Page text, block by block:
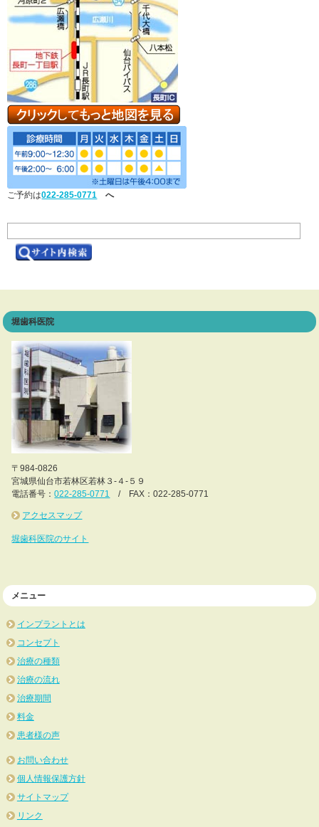
ご予約は022-285-0771 へ
堀歯科医院
〒984-0826
宮城県仙台市若林区若林３-４-５９
電話番号：022-285-0771 / FAX：022-285-0771
アクセスマップ
堀歯科医院のサイト
メニュー
インプラントとは
コンセプト
治療の種類
治療の流れ
治療期間
料金
患者様の声
お問い合わせ
個人情報保護方針
サイトマップ
リンク